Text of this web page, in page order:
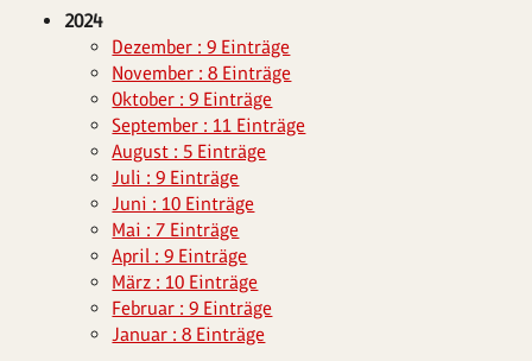
2024
Dezember : 9 Einträge
November : 8 Einträge
Oktober : 9 Einträge
September : 11 Einträge
August : 5 Einträge
Juli : 9 Einträge
Juni : 10 Einträge
Mai : 7 Einträge
April : 9 Einträge
März : 10 Einträge
Februar : 9 Einträge
Januar : 8 Einträge